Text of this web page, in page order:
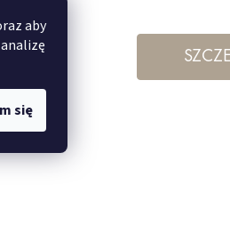
aby
się